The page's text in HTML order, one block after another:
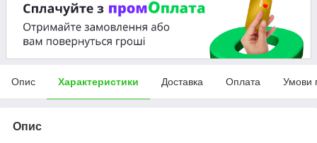
Опис Характеристики Доставка Оплата Умови
Опис